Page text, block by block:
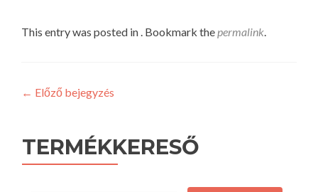
This entry was posted in . Bookmark thepermalink.
Post
← Előző bejegyzés
TERMÉKKERESŐ